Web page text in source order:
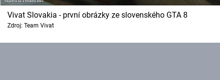
Vivat Slovakia - první obrázky ze slovenského GTA 8
Zdroj: Team Vivat